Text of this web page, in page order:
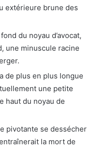
extérieure brune des
du noyau d’avocat,
une minuscule racine
de plus en plus longue
une petite
haut du noyau de
pivotante se dessécher
la mort de